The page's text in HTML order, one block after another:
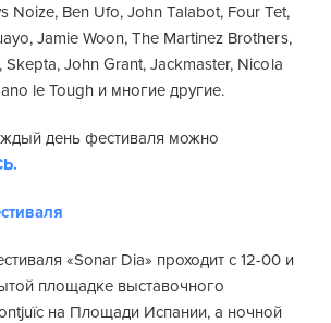
Noize, Ben Ufo, John Talabot, Four Tet,
Jamie Woon, The Martinez Brothers,
John Grant, Jackmaster, Nicola
le Tough и многие другие.
день фестиваля можно
«Sonar Dia» проходит с 12-00 и
площадке выставочного
на Площади Испании, а ночной